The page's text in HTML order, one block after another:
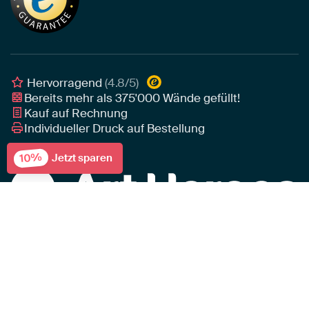
Leinwand
Leinwand für draußen
Tipps von unseren Botschaftern
Individuelle Einrichtungsberatung
Botschafter
Awards und Preise
Art Heroes App
Hervorragend(4.8/5)
Bereits mehr als375'000Wände gefüllt!
Kauf auf Rechnung
Individueller Druck auf Bestellung
10% Jetzt sparen